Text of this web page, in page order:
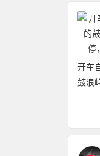
开车
鼓浪